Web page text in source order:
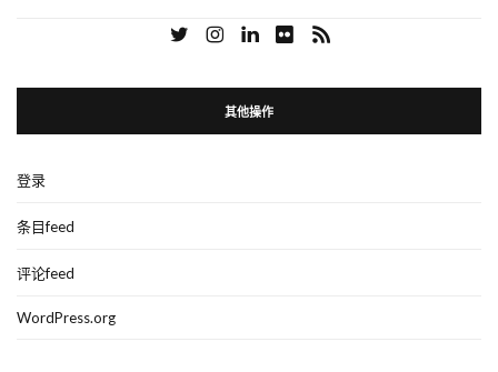
其他操作
登录
条目feed
评论feed
WordPress.org